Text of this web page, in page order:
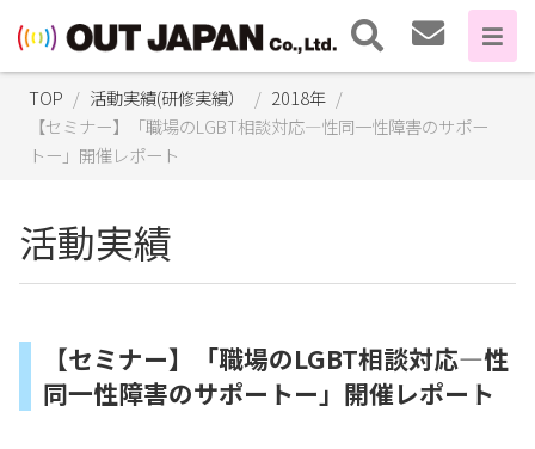
TOP 活動実績(研修実績）
2018年
【セミナー】「職場のLGBT相談対応―性同一性障害のサポー
トー」開催レポート
活動実績
【セミナー】「職場のLGBT相談対応―性
同一性障害のサポートー」開催レポート